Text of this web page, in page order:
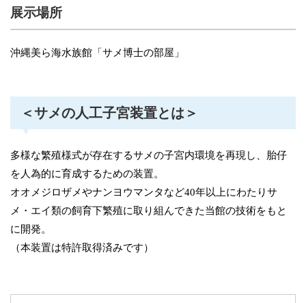
展示場所
沖縄美ら海水族館「サメ博士の部屋」
＜サメの人工子宮装置とは＞
多様な繁殖様式が存在するサメの子宮内環境を再現し、胎仔
を人為的に育成するための装置。
オオメジロザメやナンヨウマンタなど40年以上にわたりサ
メ・エイ類の飼育下繁殖に取り組んできた当館の技術をもと
に開発。
（本装置は特許取得済みです）